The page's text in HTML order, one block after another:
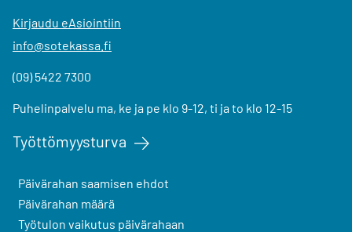
Kirjaudu eAsiointiin
info@sotekassa.fi
(09) 5422 7300
Puhelinpalvelu ma, ke ja pe klo 9-12, ti ja to klo 12-15
Työttömyysturva
Päivärahan saamisen ehdot
Päivärahan määrä
Työtulon vaikutus päivärahaan